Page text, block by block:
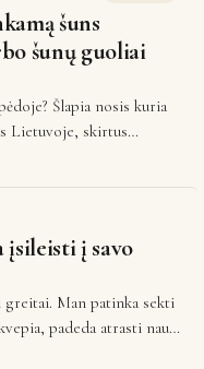
šuns
šunų guoliai
Šlapia nosis kuria
Lietuvoje, skirtus
Kyla klausimai …
įsileisti į savo
Man patinka sekti
padeda atrasti naujų
Tačiau …